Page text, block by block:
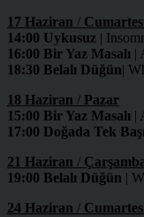
17 Haziran /
14:00 Uykusuz |
16:00 Bir Yaz Masalı |
18:30 Belalı Düğün|
18 Haziran / Pazar
15:00 Bir Yaz Masalı |
17:00 Doğada Tek
21 Haziran /
19:00 Belalı Düğün |
24 Haziran /